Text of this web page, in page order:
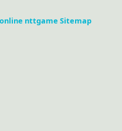
nttgame Sitemap